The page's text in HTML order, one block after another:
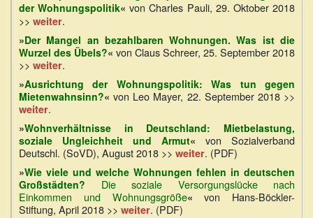
der Wohnungspolitik« von Charles Pauli, 29. Oktober 2018
>> weiter.
»Der Mangel an bezahlbaren Wohnungen. Was ist die
Wurzel des Übels?« von Claus Schreer, 25. September 2018
>> weiter.
»Ausrichtung der Wohnungspolitik: Was tun gegen
Mietenwahnsinn?« von Leo Mayer, 22. September 2018 >>
weiter.
»Wohnverhältnisse in Deutschland: Mietbelastung,
soziale Ungleichheit und Armut« von Sozialverband
Deutschl. (SoVD), August 2018 >> weiter. (PDF)
»Wie viele und welche Wohnungen fehlen in deutschen
Großstädten? Die soziale Versorgungslücke nach
Einkommen und Wohnungsgröße« von Hans-Böckler-
Stiftung, April 2018 >> weiter. (PDF)